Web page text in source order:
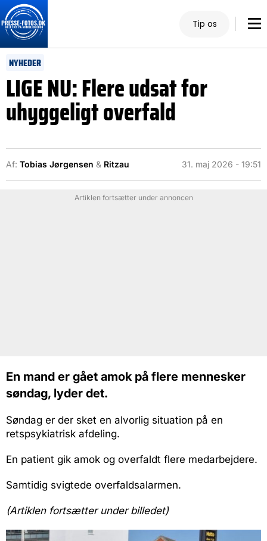
Tip os
NYHEDER
LIGE NU: Flere udsat for
uhyggeligt overfald
Af: Tobias Jørgensen & Ritzau 31. maj 2026 - 19:51
Artiklen fortsætter under annoncen
En mand er gået amok på flere mennesker
søndag, lyder det.
Søndag er der sket en alvorlig situation på en
retspsykiatrisk afdeling.
En patient gik amok og overfaldt flere medarbejdere.
Samtidig svigtede overfaldsalarmen.
(Artiklen fortsætter under billedet)